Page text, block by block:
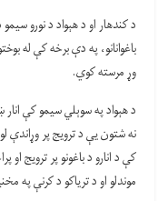
د کندهار او د هېواد د نورو سیمو د
باغوانانو، په دې برخه کې له
وړ مرسته کوي.
د هېواد په سوېلي سیمو کې
نه شتون یې د ترویج پر
کې د انارو د باغونو پر ترویج
موندلو او د تریاکو د کرنې